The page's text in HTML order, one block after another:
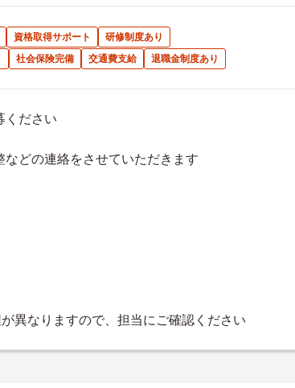
資格取得サポート
研修制度あり
社会保険完備 交通費支給 退職金制度あり
ください
などの連絡をさせていただきます
異なりますので、担当にご確認ください